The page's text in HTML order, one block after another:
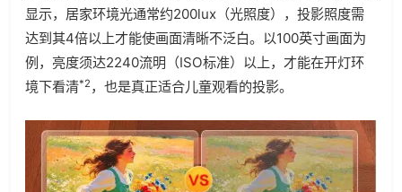
显示，居家环境光通常约200lux（光照度），投影照度需
达到其4倍以上才能使画面清晰不泛白。以100英寸画面为
例，亮度须达2240流明（ISO标准）以上，才能在开灯环
境下看清*2 ，也是真正适合儿童观看的投影。